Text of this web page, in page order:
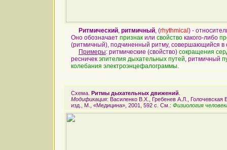
Ритмический, ритмичный, (rhythmical ) -
Оно обозначает признак или свойство какого-либо
(ритмичный), подчиненный ритму, совершающийся в
Примеры: ритмические (свойство) сокращения
ресничек эпителия дыхательных путей, ритмичный
колебания электроэнцефалограммы.
Схема. Ритмы дыхательных движений
Модификация: Василенко В.Х., Гребенев А.Л.,
изд., М., «Медицина», 2001, 592 с. См.: Физиология